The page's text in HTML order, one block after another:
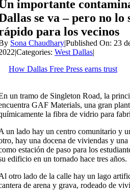
importante
se va – pero no lo
para los vecinos
Sona Chaudhary|Published On: 23
|Categories:West Dallas|
How Dallas Free Press earns trust
un tramo de Singleton Road, la
GAF Materials, una gran
la fibra de vidrio para
un lado hay un centro comunitario y
hay una docena de viviendas y
estación de paso para los
edificio en un tornado hace tres años.
otro lado de la calle hay un lago
de arena y grava, rodeado de